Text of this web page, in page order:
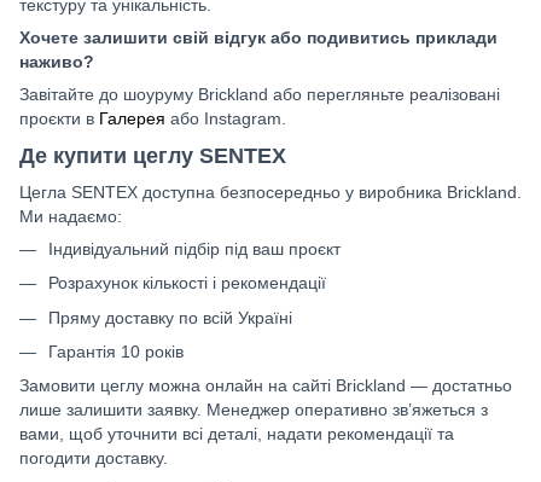
текстуру та унікальність.
Хочете залишити свій відгук або подивитись приклади
наживо?
Завітайте до шоуруму Brickland або перегляньте реалізовані
проєкти в Галерея або Instagram.
Де купити цеглу SENTEX
Цегла SENTEX доступна безпосередньо у виробника Brickland.
Ми надаємо:
Індивідуальний підбір під ваш проєкт
Розрахунок кількості і рекомендації
Пряму доставку по всій Україні
Гарантія 10 років
Замовити цеглу можна онлайн на сайті Brickland — достатньо
лише залишити заявку. Менеджер оперативно зв’яжеться з
вами, щоб уточнити всі деталі, надати рекомендації та
погодити доставку.